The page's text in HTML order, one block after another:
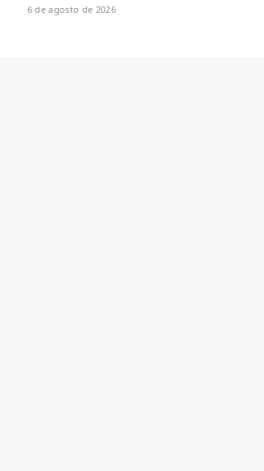
6 de agosto de 2026